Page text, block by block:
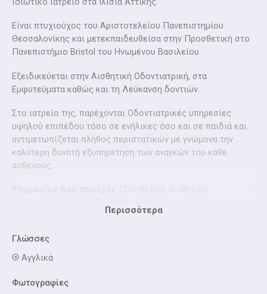
Είναι πτυχιούχος του Αριστοτελείου Πανεπιστημίου
Θεσσαλονίκης και μετεκπαιδευθείσα στην Προσθετική στο
Πανεπιστήμιο Bristol του Ηνωμένου Βασιλείου.
Εξειδικεύεται στην Αισθητική Οδοντιατρική, στα
Εμφυτεύματα καθώς και τη Λεύκανση δοντιών.
Στο ιατρείο της, παρέχονται Οδοντιατρικές υπηρεσίες
υψηλού επιπέδου τόσο σε ενήλικες όσο και σε παιδιά και
αντιμετωπίζεται πλήθος περιστατικών με γνώμονα την
καλύτερη δυνατή εξυπηρέτηση των αναγκών του κάθε
ασθενούς.
ουλίτιδας, Καθαρισμός δοντιών, Εμφυτεύματα Προσθετική
Περισσότερα
Γλώσσες
Αγγλικά
Φωτογραφίες